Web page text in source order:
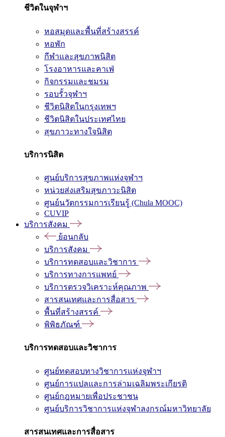
ชีวิตในจุฬาฯ
หอสมุดและพื้นที่สร้างสรรค์
หอพัก
กีฬาและสุขภาพนิสิต
โรงอาหารและคาเฟ่
กิจกรรมและชมรม
รอบรั้วจุฬาฯ
ชีวิตนิสิตในกรุงเทพฯ
ชีวิตนิสิตในประเทศไทย
สุขภาวะทางใจนิสิต
บริการนิสิต
ศูนย์บริการสุขภาพแห่งจุฬาฯ
หน่วยส่งเสริมสุขภาวะนิสิต
ศูนย์นวัตกรรมการเรียนรู้ (Chula MOOC)
CUVIP
บริการสังคม
ย้อนกลับ
บริการสังคม
บริการทดสอบและวิชาการ
บริการทางการแพทย์
บริการตรวจวิเคราะห์คุณภาพ
สารสนเทศและการสื่อสาร
พื้นที่สร้างสรรค์
พิพิธภัณฑ์
บริการทดสอบและวิชาการ
ศูนย์ทดสอบทางวิชาการแห่งจุฬาฯ
ศูนย์การแปลและการล่ามเฉลิมพระเกียรติ
ศูนย์กฎหมายเพื่อประชาชน
ศูนย์บริการวิชาการแห่งจุฬาลงกรณ์มหาวิทยาลัย
สารสนเทศและการสื่อสาร